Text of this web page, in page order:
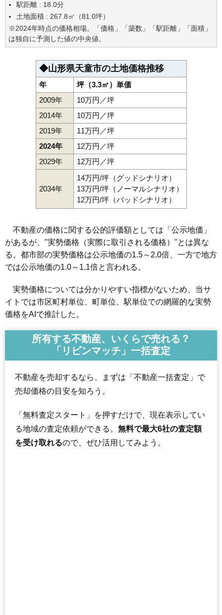
自分の年収でいくらの不動産が買える？
駅距離 : 18.0分
土地面積 : 267.8㎡（81.0坪）
※2024年時点の価格相場。「価格」「築数」「駅距離」「面積」
は独自に予測した値の中央値。
◆山形県天童市の土地価格推移
年
坪（3.3㎡）単価
2009年
10万円／坪
2014年
10万円／坪
2019年
11万円／坪
2024年
12万円／坪
2029年
12万円／坪
2034年
14万円/坪（グッドシナリオ）
13万円/坪（ノーマルシナリオ）
12万円/坪（バッドシナリオ）
不動産の価格に関する公的評価額としては「公示地価」
があるが、"実勢価格（実際に取引される価格）"とは異な
る。都市部の実勢価格は公示地価の1.5～2.0倍、一方で地方
では公示地価の1.0～1.1倍と言われる。
実勢価格については分かりやすい指標がないため、当サ
イトでは市区町村単位、町単位、駅単位での網羅的な実勢
価格をAIで推計した。
所有する不動産、いくらで売れる？
「リビンマッチ」一括査定
不動産を売却するなら、まずは「不動産一括査定」で
売却価格の目安を知ろう。
「無料査定スタート」を押すだけで、現在表示してい
る地域の査定依頼ができる。 無料で最大6社の査定額
を受け取れるので、ぜひ活用してみよう。